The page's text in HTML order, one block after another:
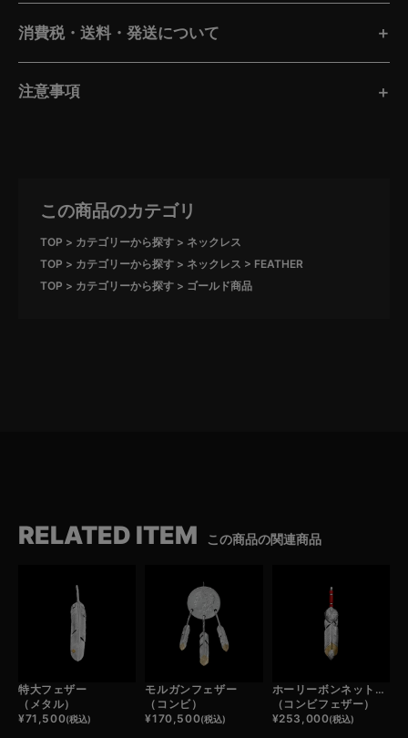
消費税・送料・発送について
注意事項
この商品のカテゴリ
TOP カテゴリーから探す
ネックレス
TOP
カテゴリーから探す ネックレス
FEATHER
TOP
カテゴリーから探す ゴールド商品
RELATED ITEM この商品の関連商品
特大フェザー
（メタル）
¥71,500(税込)
モルガンフェザー
（コンビ）
¥170,500(税込)
ホーリーボンネットフェザー
（コンビフェザー）
¥253,000(税込)